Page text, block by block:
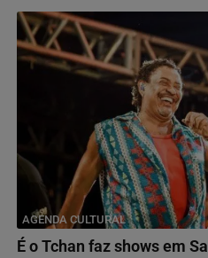
AGENDA CULTURAL
É o Tchan faz shows em